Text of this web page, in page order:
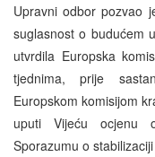
Upravni odbor pozvao
suglasnost o budućem
utvrdila Europska
tjednima, prije
Europskom komisijom
uputi Vijeću ocjenu
Sporazumu o